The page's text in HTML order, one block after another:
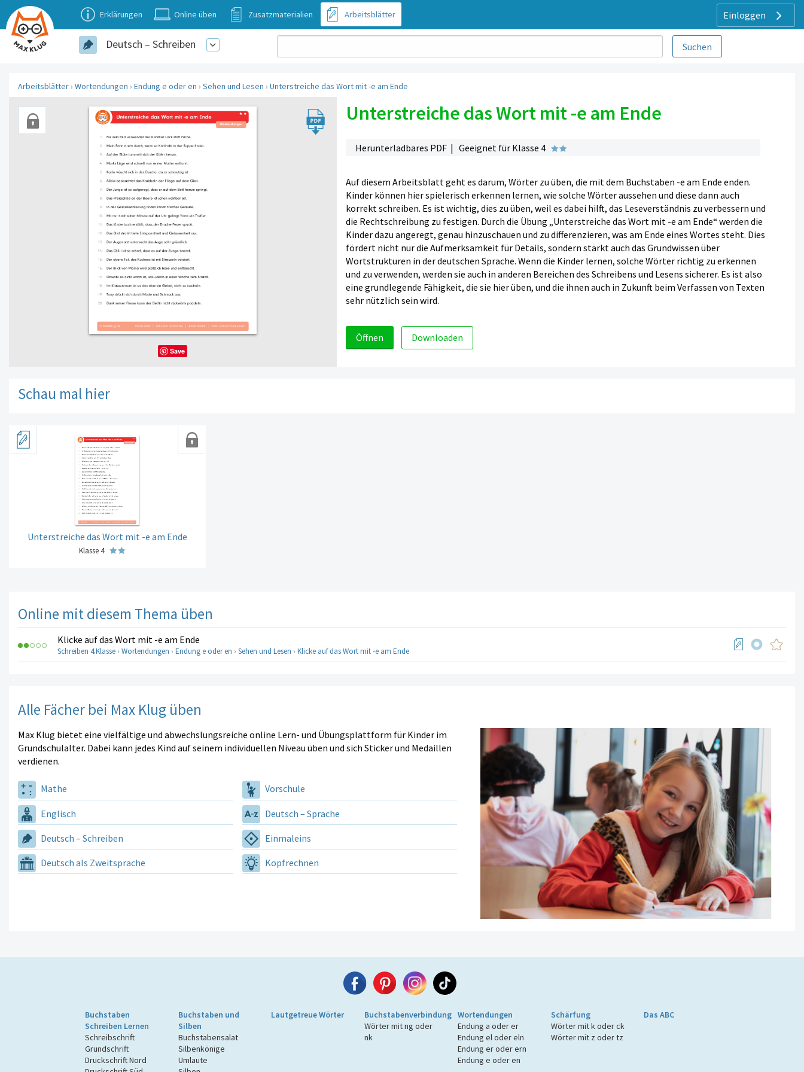
Einloggen
Erklärungen Online üben Zusatzmaterialien Arbeitsblätter
Deutsch – Schreiben
Arbeitsblätter › Wortendungen › Endung e oder en › Sehen und Lesen › Unterstreiche das Wort mit -e am Ende
Unterstreiche das Wort mit -e am Ende
Herunterladbares PDF | Geeignet für Klasse 4
Auf diesem Arbeitsblatt geht es darum, Wörter zu üben, die mit dem Buchstaben -e am Ende enden.
Kinder können hier spielerisch erkennen lernen, wie solche Wörter aussehen und diese dann auch
korrekt schreiben. Es ist wichtig, dies zu üben, weil es dabei hilft, das Leseverständnis zu verbessern und
die Rechtschreibung zu festigen. Durch die Übung „Unterstreiche das Wort mit -e am Ende“ werden die
Kinder dazu angeregt, genau hinzuschauen und zu differenzieren, was am Ende eines Wortes steht. Dies
fördert nicht nur die Aufmerksamkeit für Details, sondern stärkt auch das Grundwissen über
Wortstrukturen in der deutschen Sprache. Wenn die Kinder lernen, solche Wörter richtig zu erkennen
und zu verwenden, werden sie auch in anderen Bereichen des Schreibens und Lesens sicherer. Es ist also
eine grundlegende Fähigkeit, die sie hier üben, und die ihnen auch in Zukunft beim Verfassen von Texten
sehr nützlich sein wird.
Öffnen Downloaden
Save
Schau mal hier
Unterstreiche das Wort mit -e am Ende
Klasse 4
Online mit diesem Thema üben
Klicke auf das Wort mit -e am Ende
Schreiben 4.Klasse › Wortendungen › Endung e oder en › Sehen und Lesen › Klicke auf das Wort mit -e am Ende
Alle Fächer bei Max Klug üben
Max Klug bietet eine vielfältige und abwechslungsreiche online Lern- und Übungsplattform für Kinder im
Grundschulalter. Dabei kann jedes Kind auf seinem individuellen Niveau üben und sich Sticker und Medaillen
verdienen.
Mathe Vorschule
Englisch Deutsch – Sprache
Deutsch – Schreiben Einmaleins
Deutsch als Zweitsprache Kopfrechnen
Buchstaben
Schreiben Lernen
Schreibschrift
Grundschrift
Druckschrift Nord
Buchstaben und
Silben
Buchstabensalat
Silbenkönige
Umlaute
Lautgetreue Wörter
Buchstabenverbindung
Wörter mit ng oder
nk
Wortendungen
Endung a oder er
Endung el oder eln
Endung er oder ern
Endung e oder en
Schärfung
Wörter mit k oder ck
Wörter mit z oder tz
Das ABC